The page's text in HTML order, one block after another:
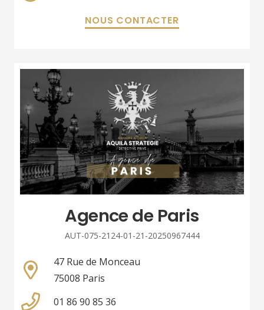
NOUS CONTACTER
Agence de Paris
AUT-075-2124-01-21-20250967444
47 Rue de Monceau
75008 Paris
01 86 90 85 36